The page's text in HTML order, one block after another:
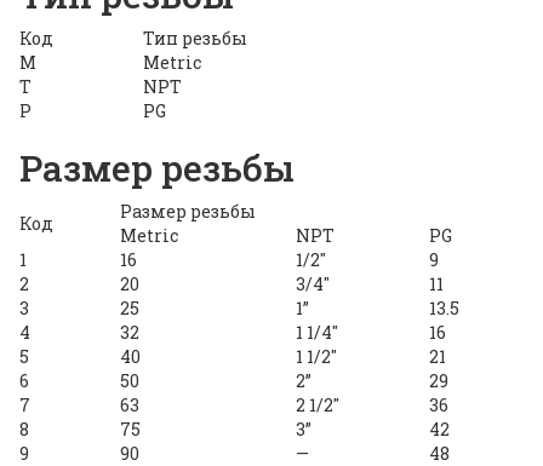
Код
Тип резьбы
M
Metric
T
NPT
P
PG
Размер резьбы
Код
Размер резьбы
Metric
NPT
PG
1
16 1/2″
9
2
20 3/4″
11
3
25 1”
13.5
4
32 1 1/4″
16
5
40 1 1/2″
21
6
50 2”
29
7
63 2 1/2″
36
8
75 3”
42
9
90 — 48